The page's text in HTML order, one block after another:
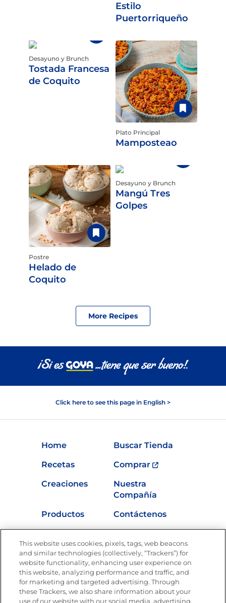
Estilo
Puertorriqueño
Desayuno y Brunch
Tostada Francesa
de Coquito
Plato Principal
Mamposteao
Postre
Helado de
Coquito
Desayuno y Brunch
Mangú Tres
Golpes
More Recipes
Click here to see this page in English >
Home
Buscar Tienda
Recetas
Comprar
Creaciones
Nuestra
Compañía
Productos
Contáctenos
Nutrición
Únete a La Cocina Goya®
This website uses cookies, pixels, tags, web beacons
and similar technologies (collectively, “Trackers”) for
website functionality, enhancing user experience on
this website, analyzing performance and traffic, and
for marketing and targeted advertising. Through
these Trackers, we also share information about your
use of our website with our social media, advertising,